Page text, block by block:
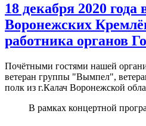
18 декабря 2020
Воронежских
работника органов
Почётными гостями нашей
ветеран группы "Вымпел",
полк из г.Калач Воронежской
В рамках концертной